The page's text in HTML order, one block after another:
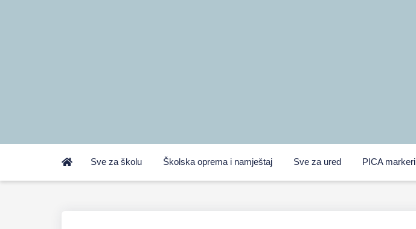
Sve za školu Školska oprema i namještaj Sve za ured PICA markeri